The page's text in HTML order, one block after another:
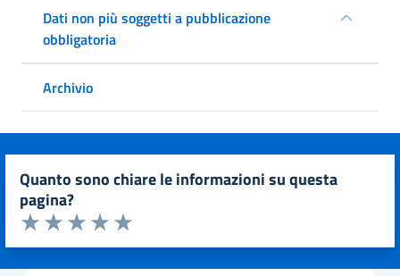
Dati non più soggetti a pubblicazione
obbligatoria
Archivio
quanto sono chiare le informazioni su questa
pagina?
Valuta da 1 a 5 stelle la pagina
Valuta 5 stelle su 5
Valuta 4 stelle su 5
Valuta 3 stelle su 5
Valuta 2 stelle su 5
Valuta 1 stelle su 5